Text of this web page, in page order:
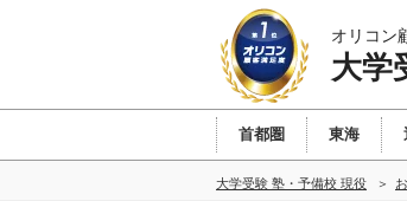
オリコン
大学
首都圏 東海
大学受験 塾・予備校 現役